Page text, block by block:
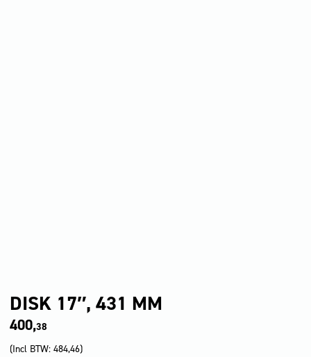
DISK 17″, 431 MM
400,38
(Incl BTW: 484,46)